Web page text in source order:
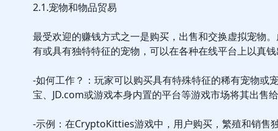
2.1.宠物和物品贸易
最受欢迎的赚钱方式之一是购买，出售和交换虚拟宠物
有或具有独特特征的宠物，可以在各种在线平台上以真钱
-如何工作？：玩家可以购买具有特殊特征的稀有宠物或
宝、JD.com或游戏本身内置的平台等游戏市场将其出售给
-示例：在CryptoKitties游戏中，用户购买，繁殖和销售